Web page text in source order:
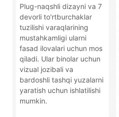
Plug-naqshli dizayni va 7
devorli to'rtburchaklar
tuzilishi varaqlarining
mustahkamligi ularni
fasad ilovalari uchun mos
qiladi. Ular binolar uchun
vizual jozibali va
bardoshli tashqi yuzalarni
yaratish uchun ishlatilishi
mumkin.